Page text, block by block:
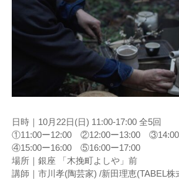
日時｜10月22日(日) 11:00-17:00 全5回
①11:00ー12:00 ②12:00ー13:00 ③14:00
④15:00ー16:00 ⑤16:00ー17:00
場所｜銀座 「木挽町よしや」前
講師｜市川孝(陶芸家) /新田理恵(TABEL株